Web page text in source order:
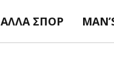
ΆΛΛΑ ΣΠΟΡ